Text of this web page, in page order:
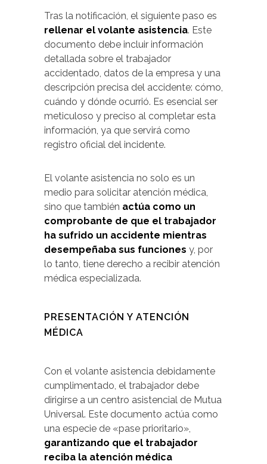
Tras la notificación, el siguiente paso es
rellenar el volante asistencia. Este
documento debe incluir información
detallada sobre el trabajador
accidentado, datos de la empresa y una
descripción precisa del accidente: cómo,
cuándo y dónde ocurrió. Es esencial ser
meticuloso y preciso al completar esta
información, ya que servirá como
registro oficial del incidente.
El volante asistencia no solo es un
medio para solicitar atención médica,
sino que también actúa como un
comprobante de que el trabajador
ha sufrido un accidente mientras
desempeñaba sus funciones y, por
lo tanto, tiene derecho a recibir atención
médica especializada.
PRESENTACIÓN Y ATENCIÓN
MÉDICA
Con el volante asistencia debidamente
cumplimentado, el trabajador debe
dirigirse a un centro asistencial de Mutua
Universal. Este documento actúa como
una especie de «pase prioritario»,
garantizando que el trabajador
reciba la atención médica